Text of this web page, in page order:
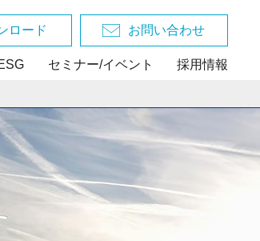
セミナー/イベント 採用情報
ロード お問い合わせ